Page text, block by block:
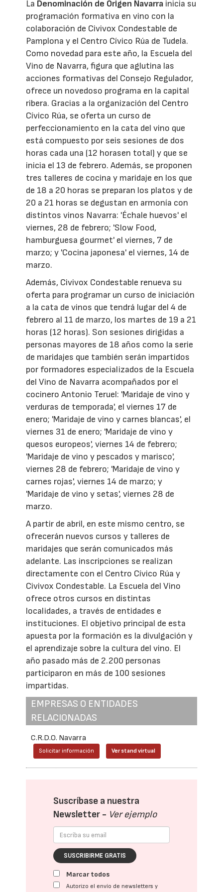
La Denominación de Origen Navarra inicia su
programación formativa en vino con la
colaboración de Civivox Condestable de
Pamplona y el Centro Cívico Rúa de Tudela.
Como novedad para este año, la Escuela del
Vino de Navarra, figura que aglutina las
acciones formativas del Consejo Regulador,
ofrece un novedoso programa en la capital
ribera. Gracias a la organización del Centro
Cívico Rúa, se oferta un curso de
perfeccionamiento en la cata del vino que
está compuesto por seis sesiones de dos
horas cada una (12 horasen total) y que se
inicia el 13 de febrero. Además, se proponen
tres talleres de cocina y maridaje en los que
de 18 a 20 horas se preparan los platos y de
20 a 21 horas se degustan en armonía con
distintos vinos Navarra: 'Échale huevos' el
viernes, 28 de febrero; 'Slow Food,
hamburguesa gourmet' el viernes, 7 de
marzo; y 'Cocina japonesa' el viernes, 14 de
marzo.
Además, Civivox Condestable renueva su
oferta para programar un curso de iniciación
a la cata de vinos que tendrá lugar del 4 de
febrero al 11 de marzo, los martes de 19 a 21
horas (12 horas). Son sesiones dirigidas a
personas mayores de 18 años como la serie
de maridajes que también serán impartidos
por formadores especializados de la Escuela
del Vino de Navarra acompañados por el
cocinero Antonio Teruel: 'Maridaje de vino y
verduras de temporada', el viernes 17 de
enero; 'Maridaje de vino y carnes blancas', el
viernes 31 de enero; 'Maridaje de vino y
quesos europeos', viernes 14 de febrero;
'Maridaje de vino y pescados y marisco',
viernes 28 de febrero; 'Maridaje de vino y
carnes rojas', viernes 14 de marzo; y
'Maridaje de vino y setas', viernes 28 de
marzo.
A partir de abril, en este mismo centro, se
ofrecerán nuevos cursos y talleres de
maridajes que serán comunicados más
adelante. Las inscripciones se realizan
directamente con el Centro Cívico Rúa y
Civivox Condestable. La Escuela del Vino
ofrece otros cursos en distintas
localidades, a través de entidades e
instituciones. El objetivo principal de esta
apuesta por la formación es la divulgación y
el aprendizaje sobre la cultura del vino. El
año pasado más de 2.200 personas
participaron en más de 100 sesiones
impartidas.
EMPRESAS O ENTIDADES
RELACIONADAS
C.R.D.O. Navarra
Solicitar información Ver stand virtual
Suscríbase a nuestra
Newsletter - Ver ejemplo
SUSCRIBIRME GRATIS
Marcar todos
Autorizo el envío de newsletters y